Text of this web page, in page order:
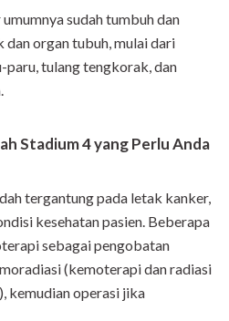
sudah tumbuh dan
dan organ tubuh, mulai dari
paru, tulang tengkorak, dan
Stadium 4 yang Perlu Anda
tergantung pada letak kanker,
kesehatan pasien. Beberapa
sebagai pengobatan
(kemoterapi dan radiasi
kemudian operasi jika